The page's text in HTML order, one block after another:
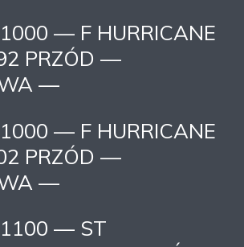
— F HURRICANE
PRZÓD —
—
— F HURRICANE
PRZÓD —
—
— ST